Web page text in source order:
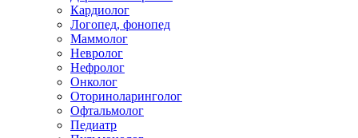
Кардиолог
Логопед, фонопед
Маммолог
Невролог
Нефролог
Онколог
Оториноларинголог
Офтальмолог
Педиатр